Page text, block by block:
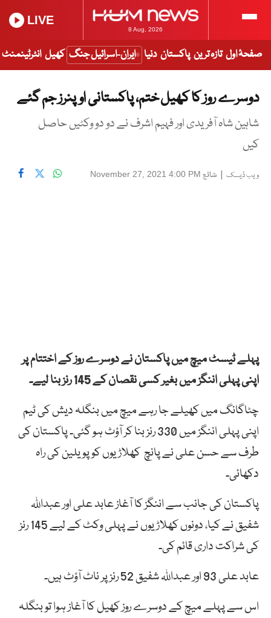
8 Aug, 2026
LIVE
صفحۂ اول تازہ ترین پاکستان دنیا ایران-اسرائیل جنگ کھیل انٹرٹینمنٹ
دوسرے روز کا کھیل ختم، پاکستانی اوپنرز جم گئے
شاہین شاہ آفریدی اور فہیم اشرف نے دو دو وکٹیں حاصل
کیں
ویب ڈیسک | شائع November 27, 2021 4:00 PM
پہلے ٹیسٹ میچ میں پاکستان نے دوسرے روز کے اختتام پر
اپنی پہلی اننگز میں بغیر کسی نقصان کے 145 رنز بنا لیے۔
چٹاگانگ میں کھیلے جا رہے میچ میں بنگلہ دیش کی ٹیم
اپنی پہلی اننگز میں 330 رنز بنا کر آؤٹ ہو گئی۔ پاکستان کی
طرف سے حسن علی نے پانچ کھلاڑیوں کو پویلین کی راہ
دکھائی۔
پاکستان کی جانب سے اننگز کا آغاز عابد علی اور عبداللہ
شفیق نے کیا، دونوں کھلاڑیوں نے پہلی وکٹ کے لیے 145 رنز
کی شراکت داری قائم کی۔
عابد علی 93 اور عبداللہ شفیق 52 رنز پر ناٹ آؤٹ ہیں۔
اس سے پہلے میچ کے دوسرے روز کھیل کا آغاز ہوا تو بنگلہ